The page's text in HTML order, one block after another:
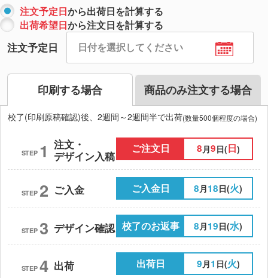
注文予定日から出荷日を計算する
出荷希望日から注文日を計算する
注文予定日
印刷する場合 商品のみ注文する場合
校了(印刷原稿確認)後、2週間～2週間半で出荷(数量500個程度の場合)
STEP 1 注文・
デザイン入稿
ご注文日 8 月9日(日)
STEP 2 ご入金 ご入金日 8月18日(火)
STEP 3 デザイン確認 校了のお返事 8月19日(水)
STEP 4 出荷 出荷日 9月1 日(火)